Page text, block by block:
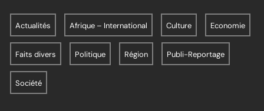
Actualités Afrique – International Culture Economie
Faits divers Politique Région Publi-Reportage
Société